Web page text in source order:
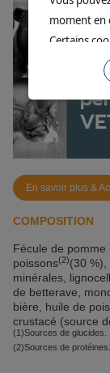
En savoir plus &
COMPOSITION
Fécule de pomme
poissons(2)(30
minérales,
de betterave,
bière, huile de
crustacé (source
(1)Sources de glucides.
(2)Sources de protéines.
moment en
Certains
site sont
cliquant sur
soumis à
Pour plus
notre
Politique